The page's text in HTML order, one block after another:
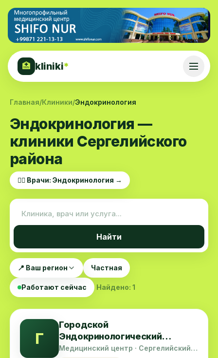
🏥 kliniki*
Главная/Клиники/Эндокринология
Эндокринология —
клиники Сергелийского
района
👨‍⚕️ Врачи: Эндокринология →
Найти
📍 Ваш регион Частная
Работают сейчас Найдено: 1
Г
Городской
Эндокринологический
диспансер
Медицинский центр · Сергелийский